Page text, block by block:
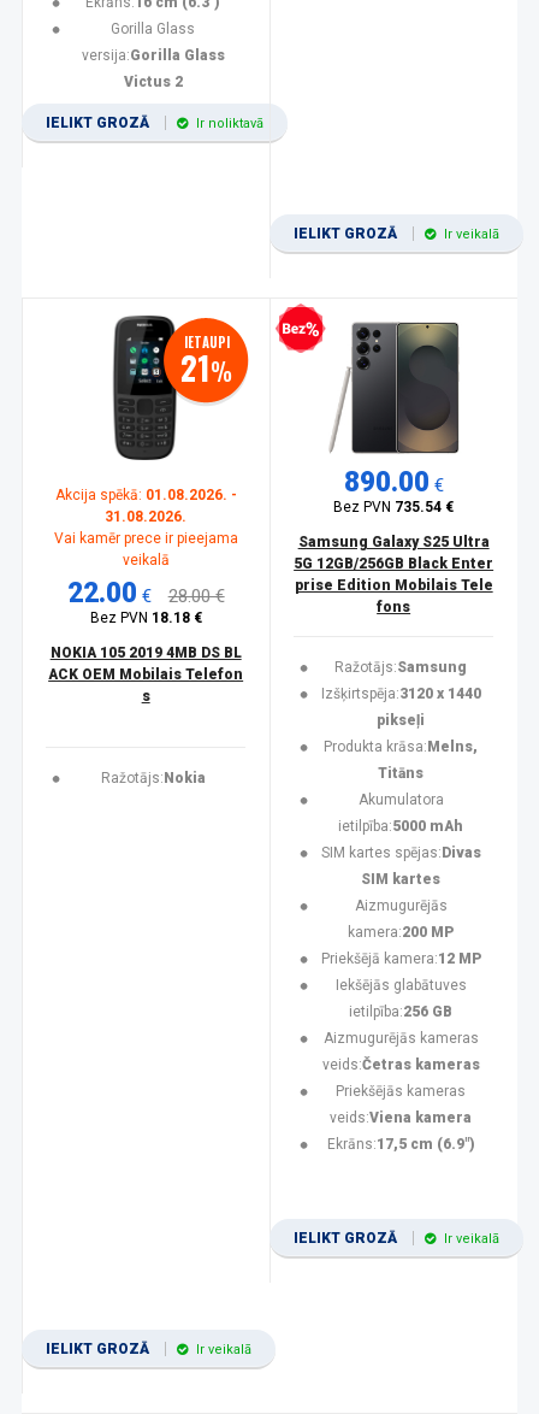
Gorilla Glass
versija:Gorilla Glass
Victus 2
IELIKT GROZĀ Ir noliktavā
IELIKT GROZĀ Ir veikalā
IETAUPI
21%
Akcija spēkā: 01.08.2026. -
31.08.2026.
Vai kamēr prece ir pieejama
veikalā
22.00 € 28.00 €
Bez PVN 18.18 €
NOKIA 105 2019 4MB DS BL
ACK OEM Mobilais Telefon
s
Ražotājs: Nokia
IELIKT GROZĀ Ir veikalā
Bezprocentu kredīts
890.00 €
Bez PVN 735.54 €
Samsung Galaxy S25 Ultra
5G 12GB/256GB Black Enter
prise Edition Mobilais Tele
fons
Ražotājs:Samsung
Izšķirtspēja:3120 x 1440
pikseļi
Produkta krāsa: Melns,
Titāns
Akumulatora
ietilpība:5000 mAh
SIM kartes spējas: Divas
SIM kartes
Aizmugurējās
kamera:200 MP
Priekšējā kamera:12 MP
Iekšējās glabātuves
ietilpība:256 GB
Aizmugurējās kameras
veids:Četras kameras
Priekšējās kameras
veids:Viena kamera
Ekrāns:17,5 cm (6.9")
IELIKT GROZĀ Ir veikalā